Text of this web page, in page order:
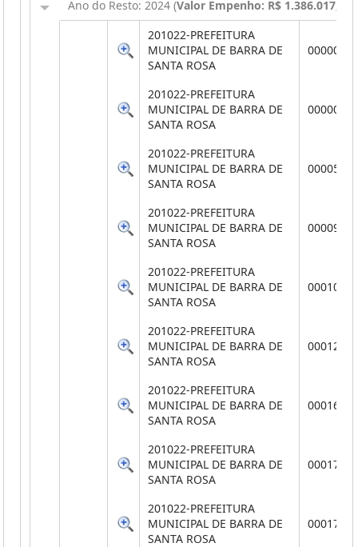
Ano do Resto: 2024 (Valor Empenho: R$ 1.386.017,74
201022-PREFEITURA
MUNICIPAL DE BARRA DE
SANTA ROSA
0000038
201022-PREFEITURA
MUNICIPAL DE BARRA DE
SANTA ROSA
0000046
201022-PREFEITURA
MUNICIPAL DE BARRA DE
SANTA ROSA
0000539
201022-PREFEITURA
MUNICIPAL DE BARRA DE
SANTA ROSA
0000925
201022-PREFEITURA
MUNICIPAL DE BARRA DE
SANTA ROSA
0001034
201022-PREFEITURA
MUNICIPAL DE BARRA DE
SANTA ROSA
0001201
201022-PREFEITURA
MUNICIPAL DE BARRA DE
SANTA ROSA
0001640
201022-PREFEITURA
MUNICIPAL DE BARRA DE
SANTA ROSA
0001707
201022-PREFEITURA
MUNICIPAL DE BARRA DE
SANTA ROSA
0001747